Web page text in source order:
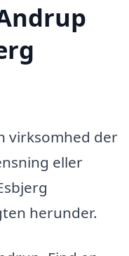
virksomhed der
eller
herunder.